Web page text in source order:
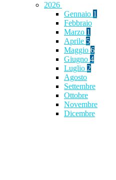
2026
Gennaio 1
Febbraio
Marzo 1
Aprile 5
Maggio 6
Giugno 4
Luglio 2
Agosto
Settembre
Ottobre
Novembre
Dicembre